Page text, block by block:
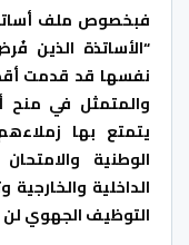
فبخصوص ملف
“الأساتذة الذين
نفسها قد قدمت
والمتمثل في منح
يتمتع بها
الوطنية
الداخلية
التوظيف الجهوي لن